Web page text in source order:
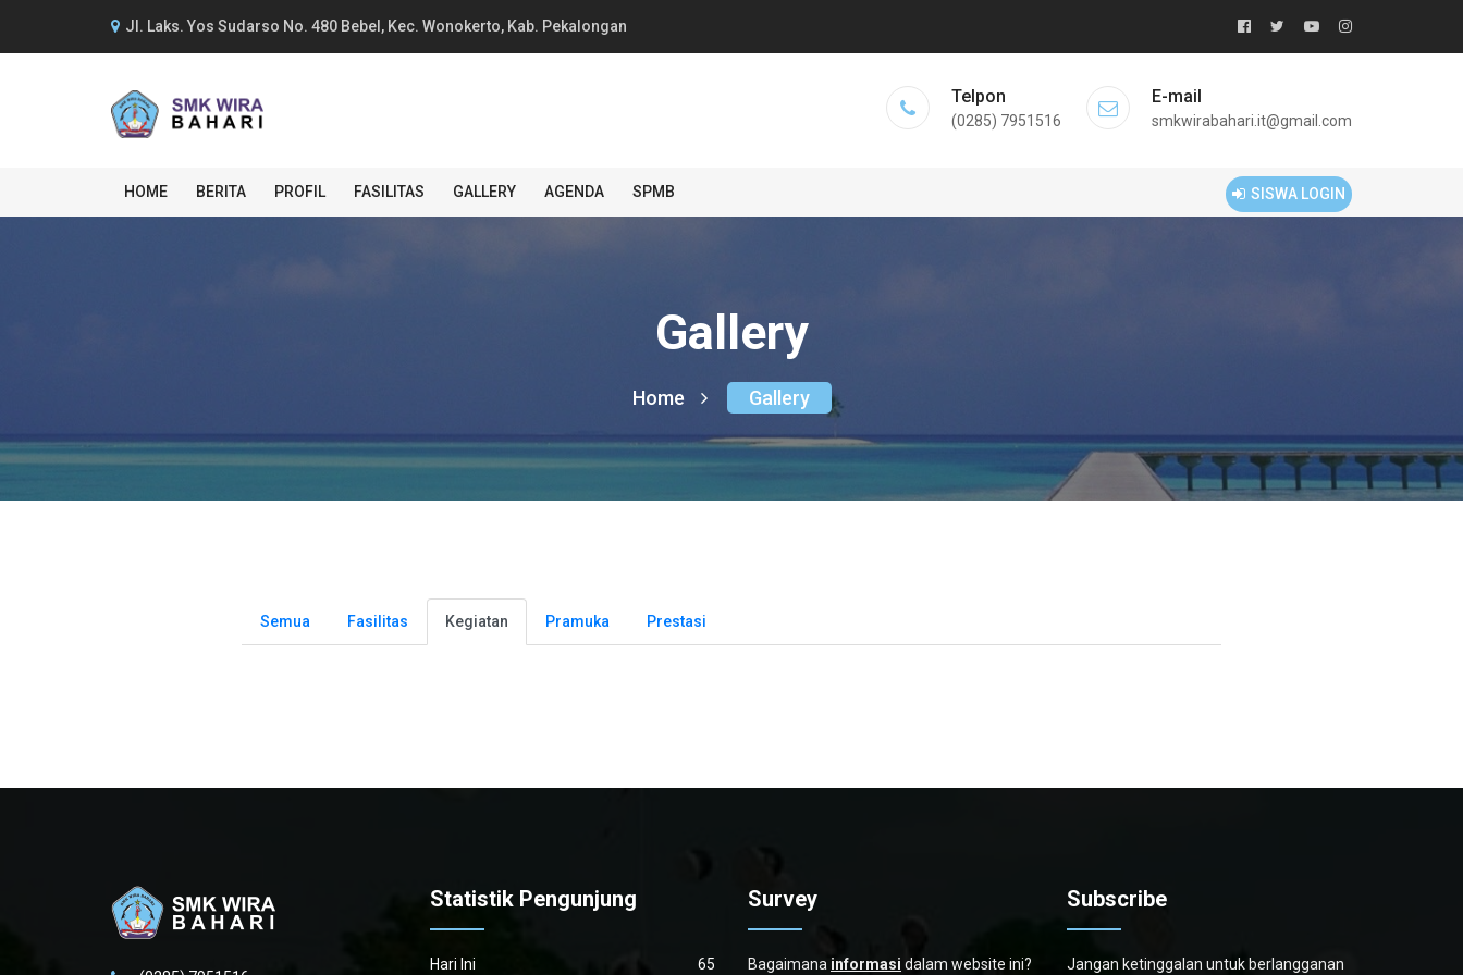
Jl. Laks. Yos Sudarso No. 480 Bebel, Kec. Wonokerto, Kab. Pekalongan
Telpon
(0285) 7951516
E-mail
smkwirabahari.it@gmail.com
HOME BERITA PROFIL FASILITAS GALLERY AGENDA SPMB SISWA LOGIN
Gallery
Home Gallery
Semua Fasilitas Kegiatan Pramuka Prestasi
Statistik Pengunjung
Hari Ini 65
Survey
Bagaimana informasi dalam website ini?
Subscribe
Jangan ketinggalan untuk berlangganan